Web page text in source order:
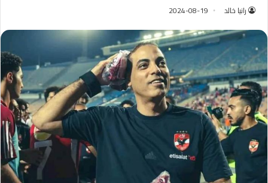
رانيا خالد 2024-08-19